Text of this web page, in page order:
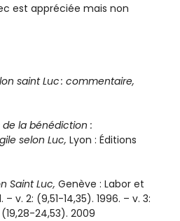
est appréciée mais non
saint Luc : commentaire,
de la bénédiction :
selon Luc, Lyon : Éditions
Saint Luc, Genève : Labor et
– v. 2: (9,51-14,35). 1996. – v. 3:
(19,28-24,53). 2009